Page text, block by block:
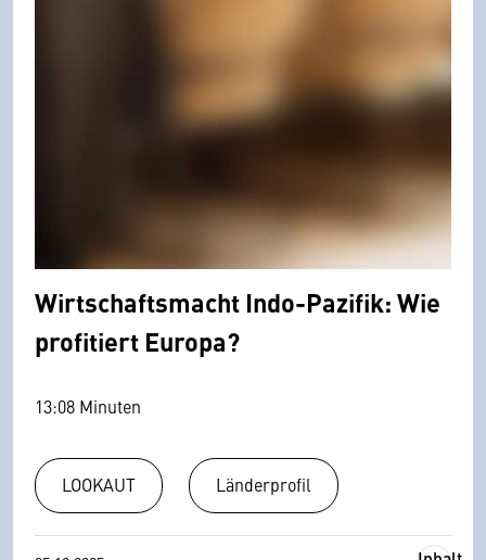
Wirtschaftsmacht Indo-Pazifik: Wie
profitiert Europa?
13:08 Minuten
LOOKAUT Länderprofil